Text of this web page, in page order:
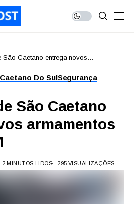
São Caetano entrega novos
Do SulSegurança
São Caetano
armamentos
2 MINUTOS LIDOS 295 VISUALIZAÇÕES